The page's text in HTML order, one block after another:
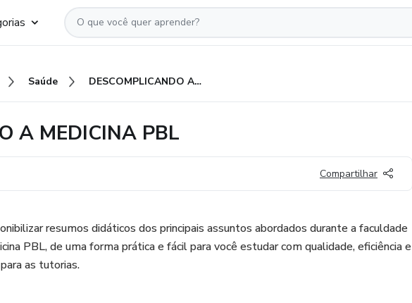
Saúde DESCOMPLICANDO A MEDICINA PBL
A MEDICINA PBL
Compartilhar
resumos didáticos dos principais assuntos abordados durante a faculdade
PBL, de uma forma prática e fácil para você estudar com qualidade, eficiência e
as tutorias.